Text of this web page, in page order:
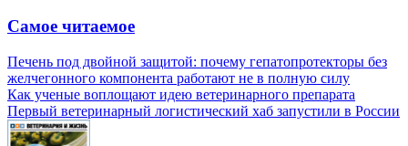
Самое читаемое
Печень под двойной защитой: почему гепатопротекторы без
желчегонного компонента работают не в полную силу
Как ученые воплощают идею ветеринарного препарата
Первый ветеринарный логистический хаб запустили в России